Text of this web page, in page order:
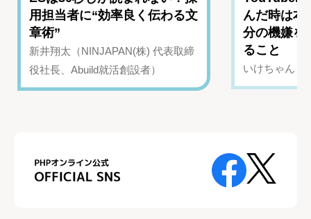
用担当者に“効率良く伝わる文
章術”
新井翔太（NINJAPAN(株) 代表取締
役社長、Abuild就活創設者）
んだ時は
分の機嫌を
ること
いけちゃん（